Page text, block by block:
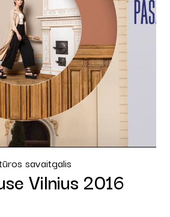
savaitgalis
Vilnius 2016